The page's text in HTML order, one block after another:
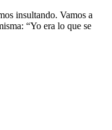
insultando. Vamos a
“Yo era lo que se